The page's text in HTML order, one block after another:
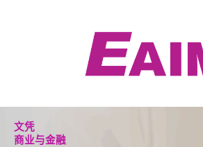
文凭
商业与金融